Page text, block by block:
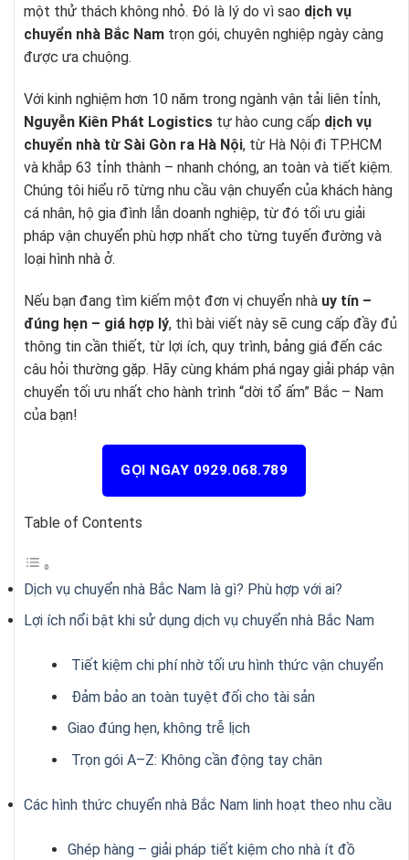
một thử thách không nhỏ. Đó là lý do vì sao dịch vụ
chuyển nhà Bắc Nam trọn gói, chuyên nghiệp ngày càng
được ưa chuộng.
Với kinh nghiệm hơn 10 năm trong ngành vận tải liên tỉnh,
Nguyễn Kiên Phát Logistics tự hào cung cấp dịch vụ
chuyển nhà từ Sài Gòn ra Hà Nội, từ Hà Nội đi TP.HCM
và khắp 63 tỉnh thành – nhanh chóng, an toàn và tiết kiệm.
Chúng tôi hiểu rõ từng nhu cầu vận chuyển của khách hàng
cá nhân, hộ gia đình lẫn doanh nghiệp, từ đó tối ưu giải
pháp vận chuyển phù hợp nhất cho từng tuyến đường và
loại hình nhà ở.
Nếu bạn đang tìm kiếm một đơn vị chuyển nhà uy tín –
đúng hẹn – giá hợp lý, thì bài viết này sẽ cung cấp đầy đủ
thông tin cần thiết, từ lợi ích, quy trình, bảng giá đến các
câu hỏi thường gặp. Hãy cùng khám phá ngay giải pháp vận
chuyển tối ưu nhất cho hành trình “dời tổ ấm” Bắc – Nam
của bạn!
GỌI NGAY 0929.068.789
Table of Contents
Dịch vụ chuyển nhà Bắc Nam là gì? Phù hợp với ai?
Lợi ích nổi bật khi sử dụng dịch vụ chuyển nhà Bắc Nam
Tiết kiệm chi phí nhờ tối ưu hình thức vận chuyển
Đảm bảo an toàn tuyệt đối cho tài sản
Giao đúng hẹn, không trễ lịch
Trọn gói A–Z: Không cần động tay chân
Các hình thức chuyển nhà Bắc Nam linh hoạt theo nhu cầu
Ghép hàng – giải pháp tiết kiệm cho nhà ít đồ